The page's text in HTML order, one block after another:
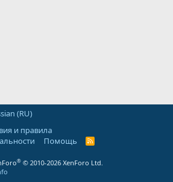
(RU)
и правила
Помощь
R
® © 2010-2026 XenForo Ltd.